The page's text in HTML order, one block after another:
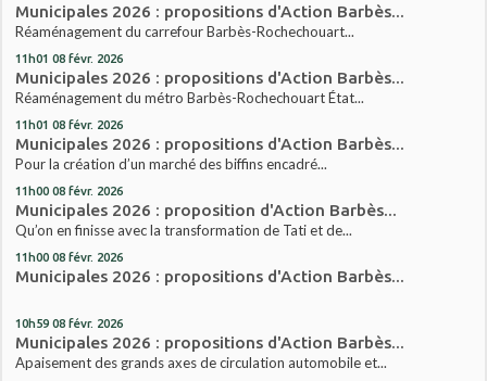
Municipales 2026 : propositions d'Action Barbès...
Réaménagement du carrefour Barbès-Rochechouart...
11h01 08 févr. 2026
Municipales 2026 : propositions d'Action Barbès...
Réaménagement du métro Barbès-Rochechouart État...
11h01 08 févr. 2026
Municipales 2026 : propositions d'Action Barbès...
Pour la création d’un marché des biffins encadré...
11h00 08 févr. 2026
Municipales 2026 : proposition d'Action Barbès...
Qu’on en finisse avec la transformation de Tati et de...
11h00 08 févr. 2026
Municipales 2026 : propositions d'Action Barbès...
10h59 08 févr. 2026
Municipales 2026 : propositions d'Action Barbès...
Apaisement des grands axes de circulation automobile et...